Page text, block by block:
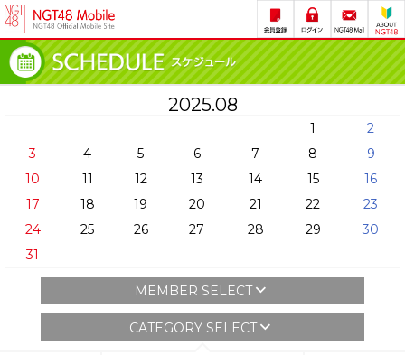
2025.08
1
2
3
4 5 6 7 8
9
10
11 12 13 14 15
16
17
18 19 20 21 22
23
24
25 26 27 28 29
30
31
MEMBER SELECT
CATEGORY SELECT